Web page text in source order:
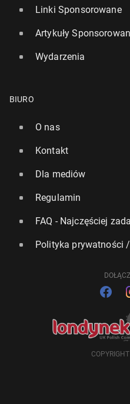
Linki Sponsorowane
Artykuły
Wydarzenia
BIURO
O nas
Kontakt
Dla mediów
Regulamin
FAQ - Najczęściej
Polityka prywatności